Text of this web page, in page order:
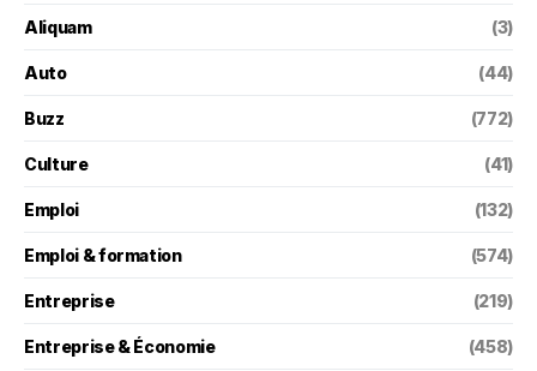
Aliquam (3)
Auto (44)
Buzz (772)
Culture (41)
Emploi (132)
Emploi & formation (574)
Entreprise (219)
Entreprise & Économie (458)